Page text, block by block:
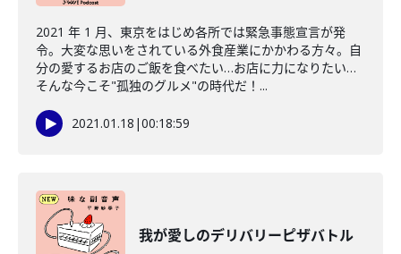
2021 年 1 月、東京をはじめ各所では緊急事態宣言が発
令。大変な思いをされている外食産業にかかわる方々。自
分の愛するお店のご飯を食べたい…お店に力になりたい…
そんな今こそ"孤独のグルメ"の時代だ！...
2021.01.18 |00:18:59
我が愛しのデリバリーピザバトル